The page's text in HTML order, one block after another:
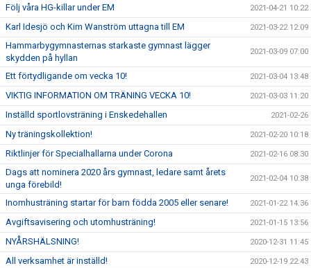
Följ våra HG-killar under EM 2021-04-21 10:22
Karl Idesjö och Kim Wanström uttagna till EM 2021-03-22 12:09
Hammarbygymnasternas starkaste gymnast lägger
skydden på hyllan
2021-03-09 07:00
Ett förtydligande om vecka 10! 2021-03-04 13:48
VIKTIG INFORMATION OM TRÄNING VECKA 10! 2021-03-03 11:20
Inställd sportlovsträning i Enskedehallen 2021-02-26
Ny träningskollektion! 2021-02-20 10:18
Riktlinjer för Specialhallarna under Corona 2021-02-16 08:30
Dags att nominera 2020 års gymnast, ledare samt årets
unga förebild!
2021-02-04 10:38
Inomhusträning startar för barn födda 2005 eller senare! 2021-01-22 14:36
Avgiftsavisering och utomhusträning! 2021-01-15 13:56
NYÅRSHÄLSNING! 2020-12-31 11:45
All verksamhet är inställd! 2020-12-19 22:43